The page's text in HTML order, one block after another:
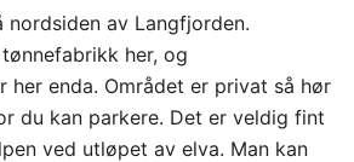
nordsiden av Langfjorden.
her, og
her enda. Området er privat så hør
du kan parkere. Det er veldig fint
ved utløpet av elva. Man kan